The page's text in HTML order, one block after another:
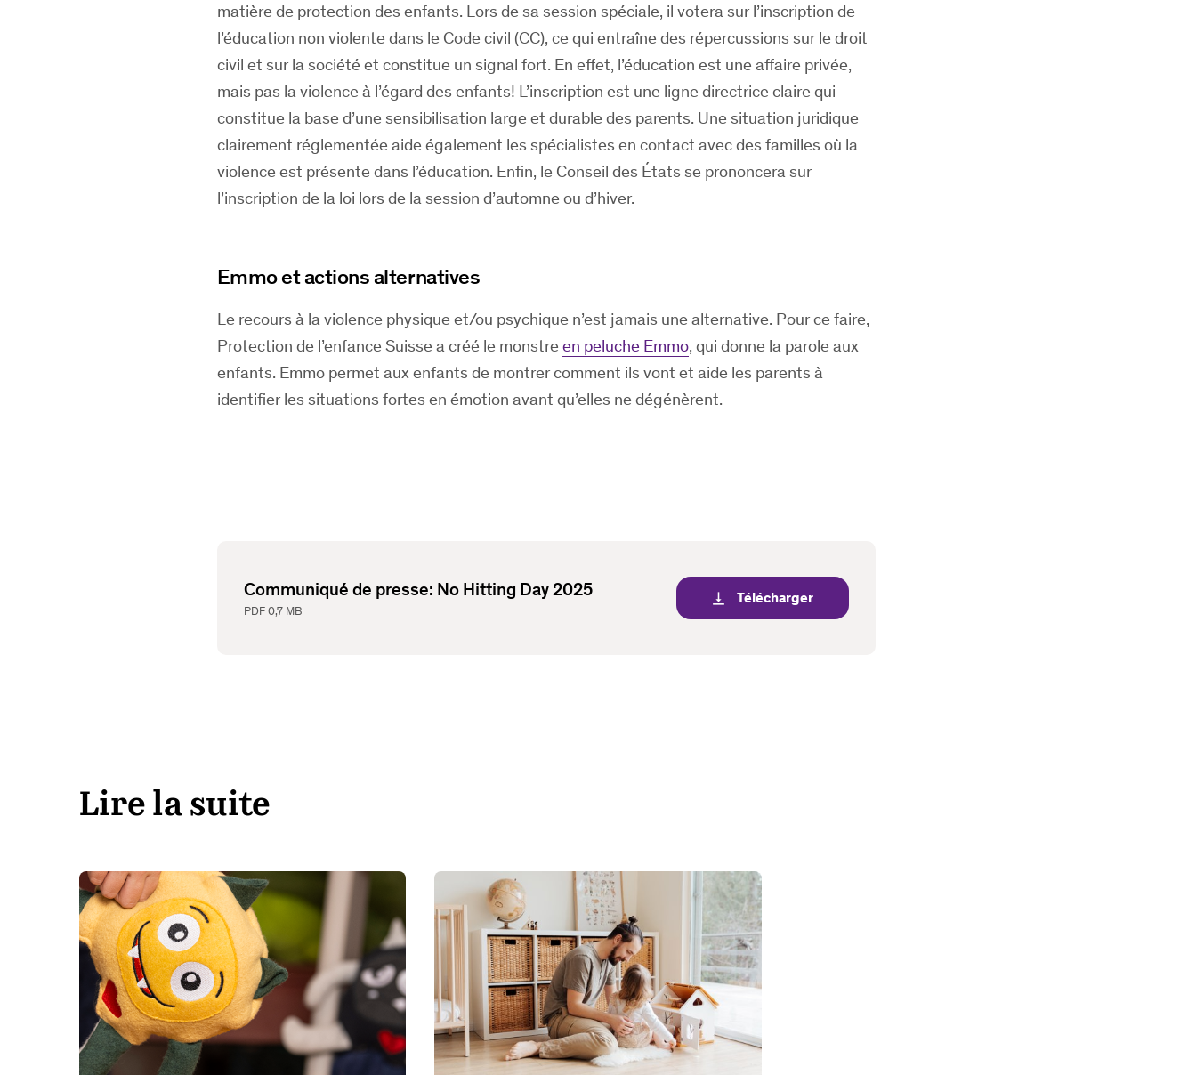
matière de protection des enfants. Lors de sa session spéciale, il votera sur l’inscription de
l’éducation non violente dans le Code civil (CC), ce qui entraîne des répercussions sur le droit
civil et sur la société et constitue un signal fort. En effet, l’éducation est une affaire privée,
mais pas la violence à l’égard des enfants! L’inscription est une ligne directrice claire qui
constitue la base d’une sensibilisation large et durable des parents. Une situation juridique
clairement réglementée aide également les spécialistes en contact avec des familles où la
violence est présente dans l’éducation. Enfin, le Conseil des États se prononcera sur
l’inscription de la loi lors de la session d’automne ou d’hiver.
Emmo et actions alternatives
Le recours à la violence physique et/ou psychique n’est jamais une alternative. Pour ce faire,
Protection de l’enfance Suisse a créé le monstre en peluche Emmo, qui donne la parole aux
enfants. Emmo permet aux enfants de montrer comment ils vont et aide les parents à
identifier les situations fortes en émotion avant qu’elles ne dégénèrent.
Communiqué de presse: No Hitting Day 2025
PDF 0,7 MB
vertical_align_bottom Télécharger
Lire la suite